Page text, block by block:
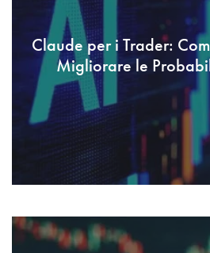
Claude per i Trader:
Migliorare le